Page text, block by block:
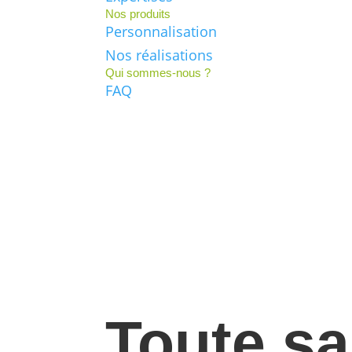
Nos produits
Personnalisation
Nos réalisations
Qui sommes-nous ?
FAQ